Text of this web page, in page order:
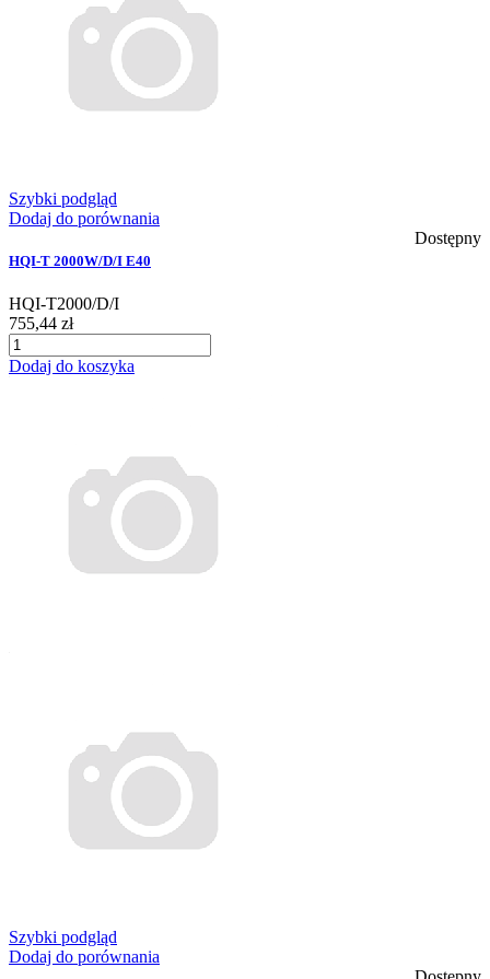
Szybki podgląd
Dodaj do porównania
Dostępny
HQI-T 2000W/D/I E40
HQI-T2000/D/I
755,44 zł
Dodaj do koszyka
Szybki podgląd
Dodaj do porównania